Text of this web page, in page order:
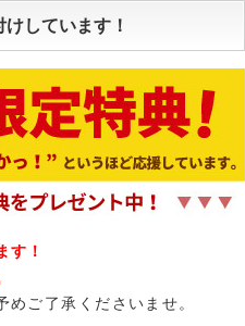
しています！
す！
ご了承くださいませ。